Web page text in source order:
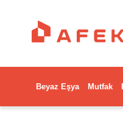
Beyaz Eşya Mutfak